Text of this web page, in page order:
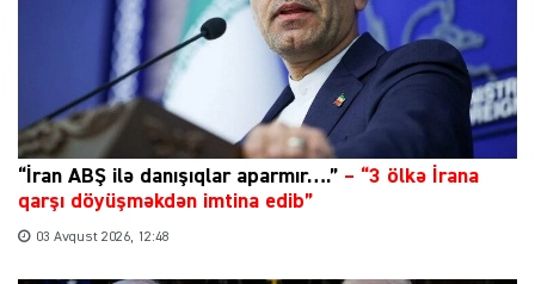
“İran ABŞ ilə danışıqlar aparmır….” – “3 ölkə İrana
qarşı döyüşməkdən imtina edib”
03 Avqust 2026, 12:48